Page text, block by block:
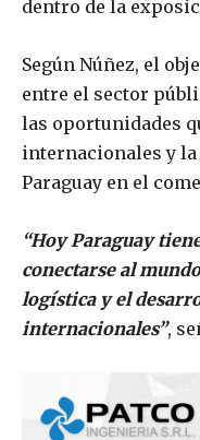
dentro de la
Según Núñez, el
entre el sector
las oportunidades
internacionales y
Paraguay en el
“Hoy Paraguay
conectarse al
logística y el
internacionales”,